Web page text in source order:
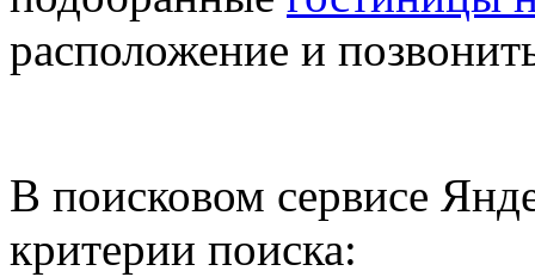
расположение и
В поисковом сервисе
критерии поиска: